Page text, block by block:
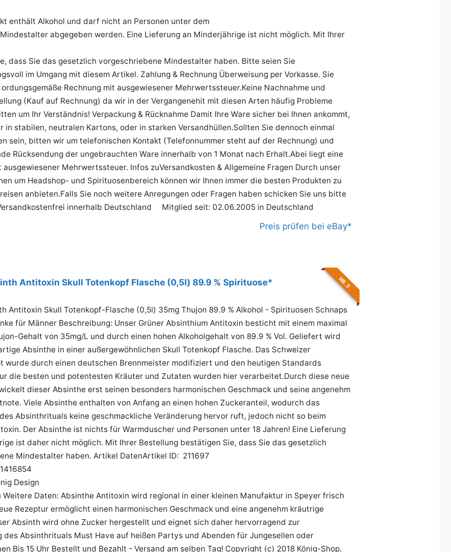
enthält Alkohol und darf nicht an Personen unter dem
abgegeben werden. Eine Lieferung an Minderjährige ist nicht möglich. Mit Ihrer
dass Sie das gesetzlich vorgeschriebene Mindestalter haben. Bitte seien Sie
im Umgang mit diesem Artikel. Zahlung & Rechnung Überweisung per Vorkasse. Sie
Rechnung mit ausgewiesener Mehrwertssteuer.Keine Nachnahme und
(Kauf auf Rechnung) da wir in der Vergangenehit mit diesen Arten häufig Probleme
um Ihr Verständnis! Verpackung & Rücknahme Damit Ihre Ware sicher bei Ihnen ankommt,
in stabilen, neutralen Kartons, oder in starken Versandhüllen.Sollten Sie dennoch einmal
sein, bitten wir um telefonischen Kontakt (Telefonnummer steht auf der Rechnung) und
Rücksendung der ungebrauchten Ware innerhalb von 1 Monat nach Erhalt.Abei liegt eine
ausgewiesener Mehrwertssteuer. Infos zuVersandkosten & Allgemeine Fragen Durch unser
um Headshop- und Spirituosenbereich können wir Ihnen immer die besten Produkten zu
anbieten.Falls Sie noch weitere Anregungen oder Fragen haben schicken Sie uns bitte
innerhalb Deutschland Mitglied seit: 02.06.2005 in Deutschland
Preis prüfen bei eBay*
NR. 2
Antitoxin Skull Totenkopf Flasche (0,5l) 89.9 % Spirituose*
Antitoxin Skull Totenkopf-Flasche (0,5l) 35mg Thujon 89.9 % Alkohol - Spirituosen Schnaps
für Männer Beschreibung: Unser Grüner Absinthium Antitoxin besticht mit einem maximal
Gehalt von 35mg/L und durch einen hohen Alkoholgehalt von 89.9 % Vol. Geliefert wird
Absinthe in einer außergewöhnlichen Skull Totenkopf Flasche. Das Schweizer
wurde durch einen deutschen Brennmeister modifiziert und den heutigen Standards
die besten und potentesten Kräuter und Zutaten wurden hier verarbeitet.Durch diese neue
dieser Absinthe erst seinen besonders harmonischen Geschmack und seine angenehm
Viele Absinthe enthalten von Anfang an einen hohen Zuckeranteil, wodurch das
Absinthrituals keine geschmackliche Veränderung hervor ruft, jedoch nicht so beim
Der Absinthe ist nichts für Warmduscher und Personen unter 18 Jahren! Eine Lieferung
ist daher nicht möglich. Mit Ihrer Bestellung bestätigen Sie, dass Sie das gesetzlich
Mindestalter haben. Artikel DatenArtikel ID: 211697
Design
Weitere Daten: Absinthe Antitoxin wird regional in einer kleinen Manufaktur in Speyer frisch
Rezeptur ermöglicht einen harmonischen Geschmack und eine angenehm kräutrige
Absinth wird ohne Zucker hergestellt und eignet sich daher hervorragend zur
des Absinthrituals Must Have auf heißen Partys und Abenden für Jungesellen oder
Bis 15 Uhr Bestellt und Bezahlt - Versand am selben Tag! Copyright (c) 2018 König-Shop.